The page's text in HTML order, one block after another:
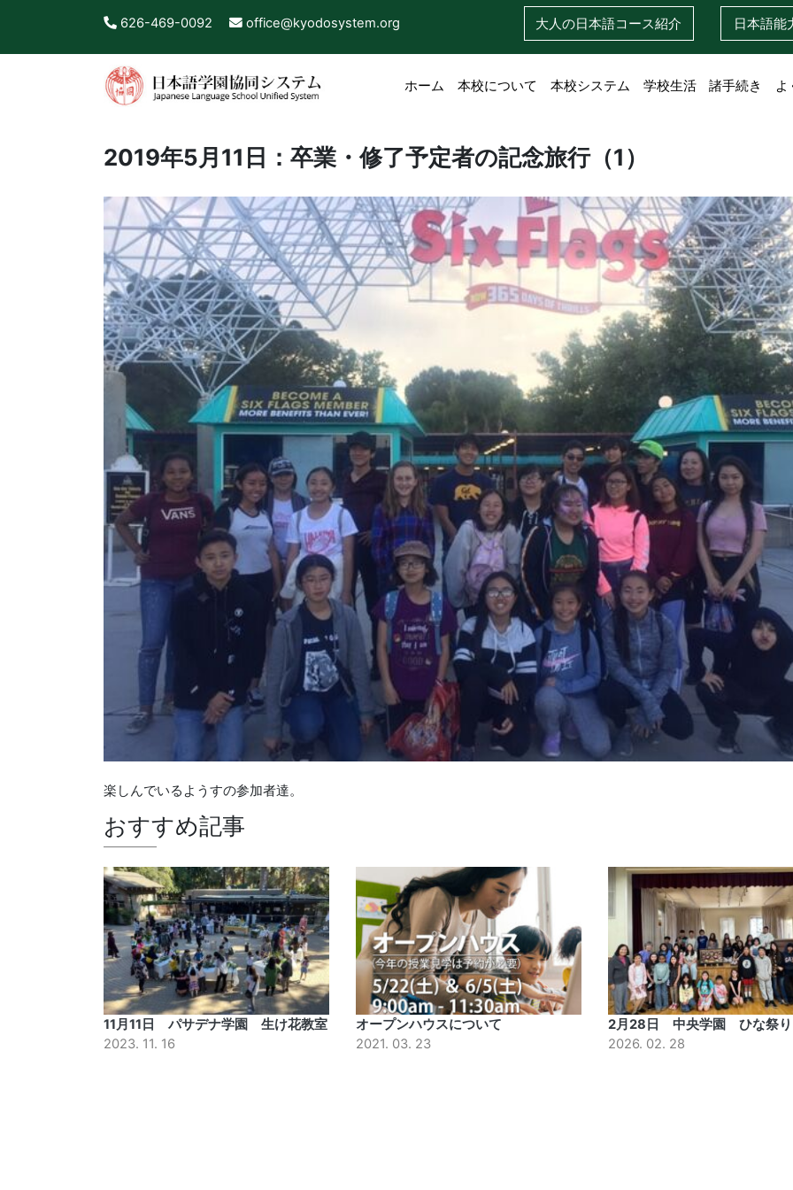
626-469-0092 office@kyodosystem.org 大人の日本語コース紹介 日本語能
ホーム 本校について 本校システム 学校生活 諸手続き よ
2019年5月11日：卒業・修了予定者の記念旅行（1）
楽しんでいるようすの参加者達。
おすすめ記事
11月11日 パサデナ学園 生け花教室
2023. 11. 16
オープンハウスについて
2021. 03. 23
2月28日 中央学園 ひな祭り
2026. 02. 28